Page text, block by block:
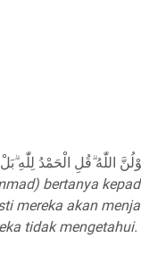
اللّٰهُ ۗقُلِ الْحَمْدُ لِلّٰهِ ۗبَلْ
bertanya
mereka akan
tidak mengetahui.